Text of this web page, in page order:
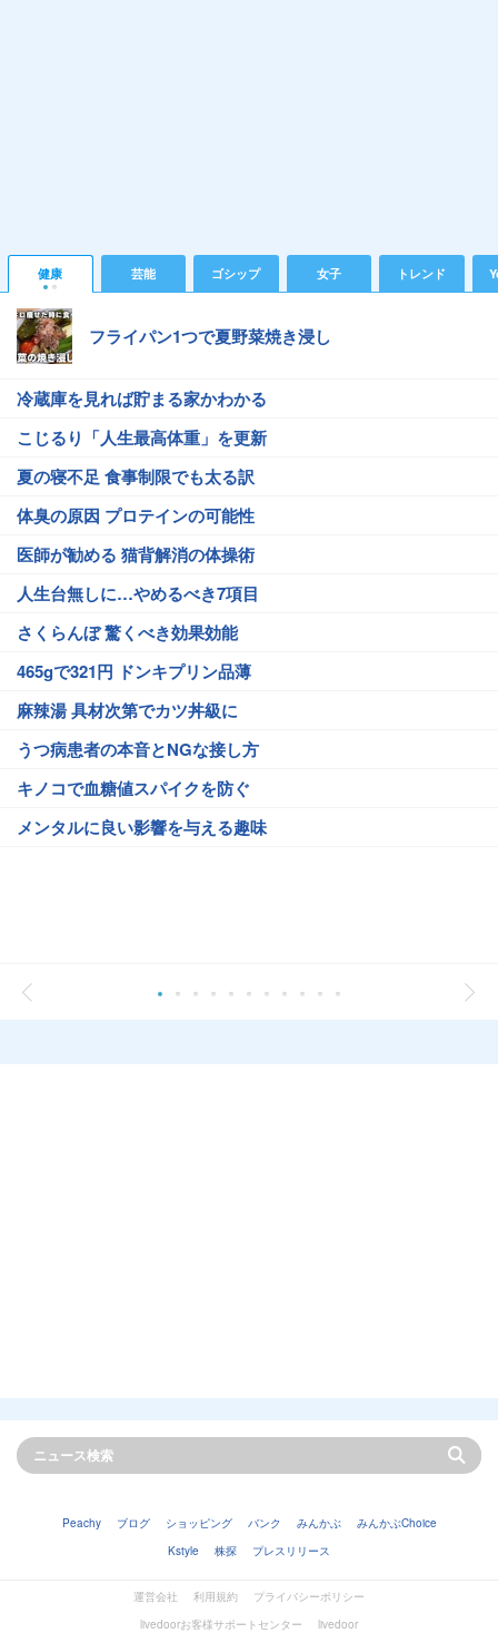
健康 芸能 ゴシップ 女子 トレンド
フライパン1つで夏野菜焼き浸し
冷蔵庫を見れば貯まる家かわかる
こじるり「人生最高体重」を更新
夏の寝不足 食事制限でも太る訳
体臭の原因 プロテインの可能性
医師が勧める 猫背解消の体操術
人生台無しに…やめるべき7項目
さくらんぼ 驚くべき効果効能
465gで321円 ドンキプリン品薄
麻辣湯 具材次第でカツ丼級に
うつ病患者の本音とNGな接し方
キノコで血糖値スパイクを防ぐ
メンタルに良い影響を与える趣味
Peachy ブログ ショッピング バンク みんかぶ
みんかぶChoice
Kstyle
株探 プレスリリース
運営会社 利用規約
プライバシーポリシー
livedoorお客様サポートセンター
livedoor